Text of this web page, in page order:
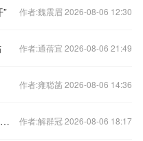
作者:魏震眉 2026-08-06 12:30
作者:通蓓宜 2026-08-06 21:49
作者:雍聪菡 2026-08-06 14:36
更关注性价比！寒假研学价格上涨热度下降 作者:解群冠 2026-08-06 18:17